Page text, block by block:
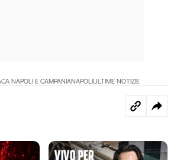
NAPOLI E CAMPANIANAPOLIULTIME NOTIZIE